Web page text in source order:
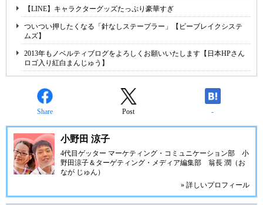
【LINE】キャラクターグッズたっぷり豪華すぎ
ついつい押したくなる「針なしステープラー」【ビーブレイクシステ
ムズ】
2013年もノベルティブログをよろしくお願いいたします【日本HPさん
ロゴ入り紅白まんじゅう】
Share Post -
小野田 涼子
4代目ゲッター マーケティング・コミュニケーション部 小
野田涼子＆ターゲティング・メディア編集部 翁長 潤（お
なが じゅん）
» 詳しいプロフィール